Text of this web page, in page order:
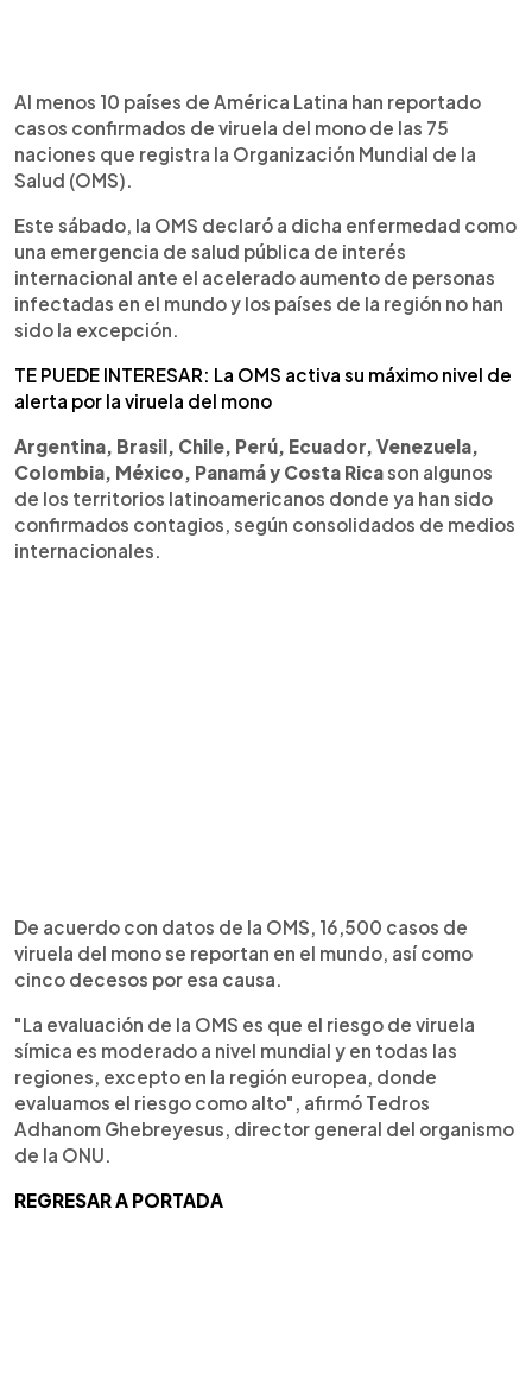
Escuchar artículo
Al menos 10 países de América Latina han reportado
casos confirmados de viruela del mono de las 75
naciones que registra la Organización Mundial de la
Salud (OMS).
Este sábado, la OMS declaró a dicha enfermedad como
una emergencia de salud pública de interés
internacional ante el acelerado aumento de personas
infectadas en el mundo y los países de la región no han
sido la excepción.
TE PUEDE INTERESAR: La OMS activa su máximo nivel de
alerta por la viruela del mono
Argentina, Brasil, Chile, Perú, Ecuador, Venezuela,
Colombia, México, Panamá y Costa Ricason algunos
de los territorios latinoamericanos donde ya han sido
confirmados contagios, según consolidados de medios
internacionales.
De acuerdo con datos de la OMS, 16,500 casos de
viruela del mono se reportan en el mundo, así como
cinco decesos por esa causa.
"La evaluación de la OMS es que el riesgo de viruela
símica es moderado a nivel mundial y en todas las
regiones, excepto en la región europea, donde
evaluamos el riesgo como alto", afirmó Tedros
Adhanom Ghebreyesus, director general del organismo
de la ONU.
REGRESAR A PORTADA